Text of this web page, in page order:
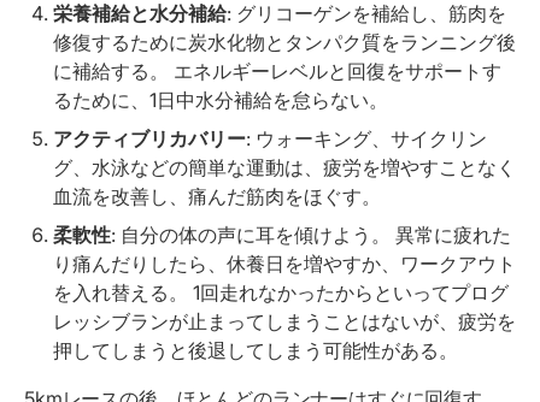
栄養補給と水分補給: グリコーゲンを補給し、筋肉を
修復するために炭水化物とタンパク質をランニング後
に補給する。 エネルギーレベルと回復をサポートす
るために、1日中水分補給を怠らない。
アクティブリカバリー: ウォーキング、サイクリン
グ、水泳などの簡単な運動は、疲労を増やすことなく
血流を改善し、痛んだ筋肉をほぐす。
柔軟性: 自分の体の声に耳を傾けよう。 異常に疲れた
り痛んだりしたら、休養日を増やすか、ワークアウト
を入れ替える。 1回走れなかったからといってプログ
レッシブランが止まってしまうことはないが、疲労を
押してしまうと後退してしまう可能性がある。